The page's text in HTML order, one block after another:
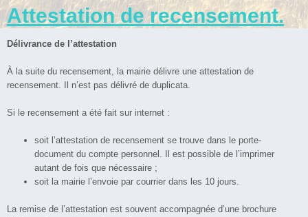
Attestation de recensement.
Délivrance de l’attestation
À la suite du recensement, la mairie délivre une attestation de
recensement. Il n’est pas délivré de duplicata.
Si le recensement a été fait sur internet :
soit l’attestation de recensement se trouve dans le porte-
document du compte personnel. Il est possible de l’imprimer
autant de fois que nécessaire ;
soit la mairie l’envoie par courrier dans les 10 jours.
La remise de l’attestation est souvent accompagnée d’une brochure